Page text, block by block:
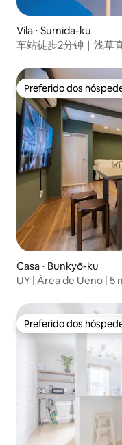
Vila ⋅ Sumida-ku
车站徒步2分钟｜浅草
Preferido dos
Preferido dos
Casa ⋅ Bunkyō-ku
UY | Área de Ueno | 5
com chuveiro
Preferido dos
Preferido dos